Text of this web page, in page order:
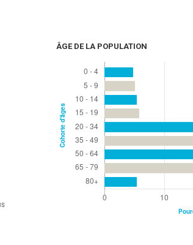
ÂGE DE LA POPULATION